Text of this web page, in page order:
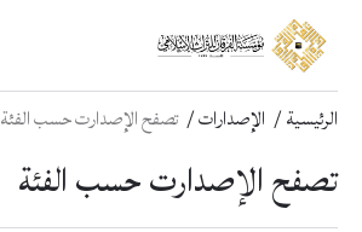
content
navigation
الرئيسية الإصدارات تصفح الإصدارت حسب الفئة
تصفح الإصدارت حسب الفئة